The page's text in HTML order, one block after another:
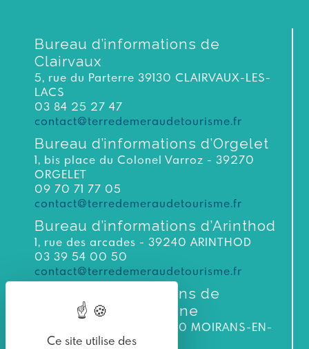
Bureau d’informations de
Clairvaux
5, rue du Parterre 39130 CLAIRVAUX-LES-
LACS
03 84 25 27 47
contact@terredemeraudetourisme.fr
Bureau d’informations d’Orgelet
1, bis place du Colonel Varroz - 39270
ORGELET
09 70 71 77 05
contact@terredemeraudetourisme.fr
Bureau d’informations d’Arinthod
1, rue des arcades - 39240 ARINTHOD
03 39 54 00 50
contact@terredemeraudetourisme.fr
Bureau d’informations de
Moirans-en-Montagne
3 bis rue du Murgin 39260 MOIRANS-EN-
MONTAGNE
Ce site utilise des